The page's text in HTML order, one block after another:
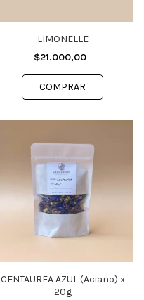
LIMONELLE
$21.000,00
CENTAUREA AZUL (Aciano) x
20g